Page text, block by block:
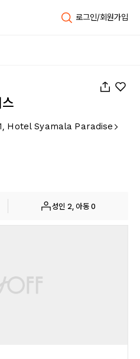
로그인/회원가입
Hotel Syamala Paradise
성인 2, 아동 0